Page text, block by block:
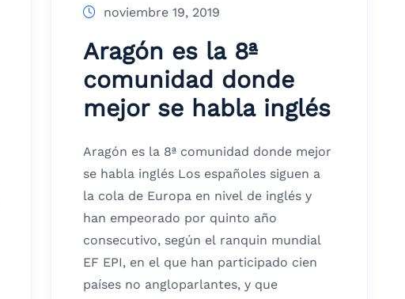
noviembre 19, 2019
Aragón es la 8ª
comunidad donde
mejor se habla inglés
Aragón es la 8ª comunidad donde mejor
se habla inglés Los españoles siguen a
la cola de Europa en nivel de inglés y
han empeorado por quinto año
consecutivo, según el ranquin mundial
EF EPI, en el que han participado cien
países no angloparlantes, y que